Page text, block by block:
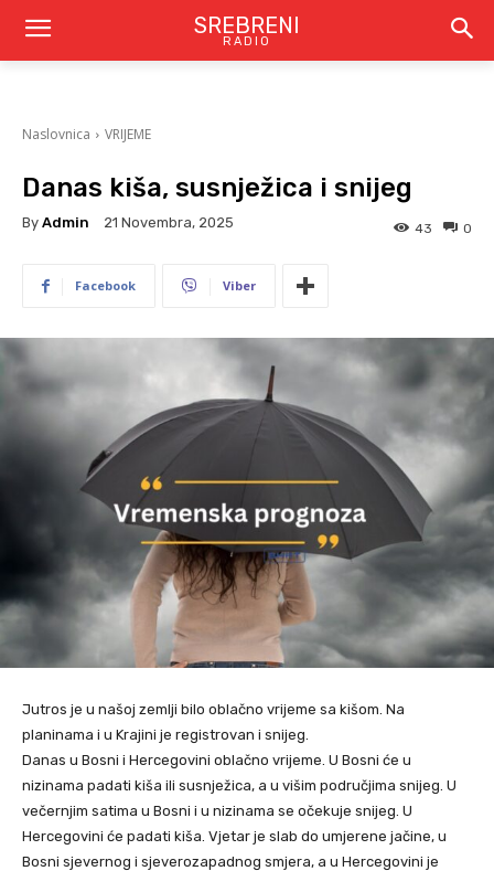
SREBRENI
RADIO
Naslovnica VRIJEME
Danas kiša, susnježica i snijeg
By Admin 21 Novembra, 2025 0
43
Facebook Viber
Jutros je u našoj zemlji bilo oblačno vrijeme sa kišom. Na
planinama i u Krajini je registrovan i snijeg.
Danas u Bosni i Hercegovini oblačno vrijeme. U Bosni će u
nizinama padati kiša ili susnježica, a u višim područjima snijeg. U
večernjim satima u Bosni i u nizinama se očekuje snijeg. U
Hercegovini će padati kiša. Vjetar je slab do umjerene jačine, u
Bosni sjevernog i sjeverozapadnog smjera, a u Hercegovini je